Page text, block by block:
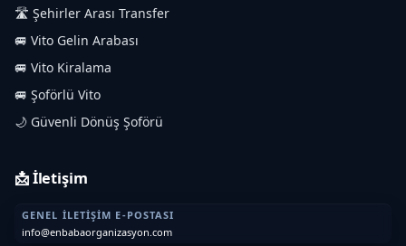
🛣️ Şehirler Arası Transfer
🚐 Vito Gelin Arabası
🚐 Vito Kiralama
🚐 Şoförlü Vito
🌙 Güvenli Dönüş Şoförü
📩 İletişim
GENEL İLETIŞIM E-POSTASI
info@enbabaorganizasyon.com